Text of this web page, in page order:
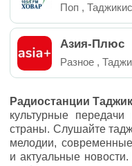
Поп ,
Азия-Плюс
Разное ,
Радиостанции
культурные
страны. Слушайте
мелодии,
и актуальные новости.